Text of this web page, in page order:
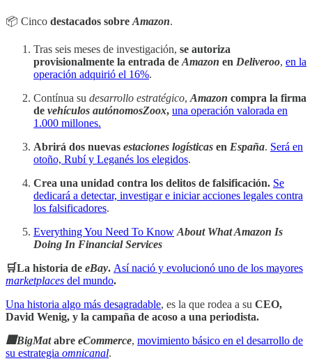
📦 Cinco destacados sobre Amazon.
Tras seis meses de investigación, se autoriza
provisionalmente la entrada de Amazon en Deliveroo, en la
operación adquirió el 16%.
Contínua su desarrollo estratégico, Amazon compra la firma
de vehículos autónomosZoox, una operación valorada en
1.000 millones.
Abrirá dos nuevas estaciones logísticas en España. Será en
otoño, Rubí y Leganés los elegidos.
Crea una unidad contra los delitos de falsificación. Se
dedicará a detectar, investigar e iniciar acciones legales contra
los falsificadores.
Everything You Need To Know About What Amazon Is
Doing In Financial Services
🛒La historia de eBay. Así nació y evolucionó uno de los mayores
marketplaces del mundo.
Una historia algo más desagradable, es la que rodea a su CEO,
David Wenig, y la campaña de acoso a una periodista.
🏢BigMatabre eCommerce, movimiento básico en el desarrollo de
su estrategia omnicanal.